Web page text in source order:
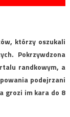
którzy oszukali
Pokrzywdzona
randkowym, a
podejrzani
grozi im kara do 8